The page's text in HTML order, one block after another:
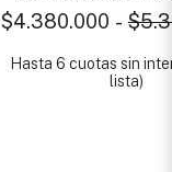
$4.380.000 -
Hasta 6 cuotas sin
lista)